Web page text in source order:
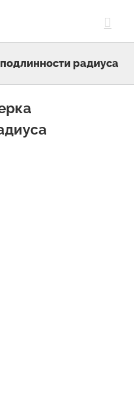
радиуса